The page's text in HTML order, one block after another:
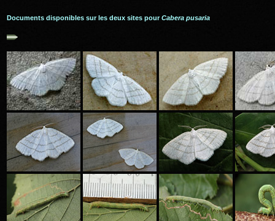
Documents disponibles sur les deux sites pourCabera pusaria